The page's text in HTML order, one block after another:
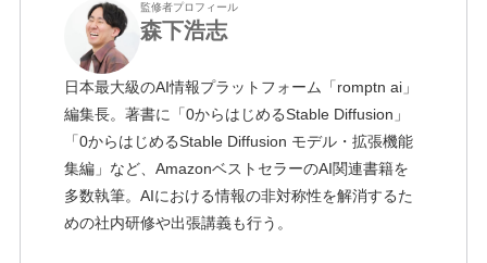
監修者プロフィール
森下浩志
日本最大級のAI情報プラットフォーム「romptn ai」
編集長。著書に「0からはじめるStable Diffusion」
「0からはじめるStable Diffusion モデル・拡張機能
集編」など、AmazonベストセラーのAI関連書籍を
多数執筆。AIにおける情報の非対称性を解消するた
めの社内研修や出張講義も行う。